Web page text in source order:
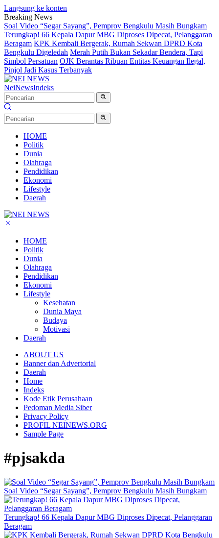
Langsung ke konten
Breaking News
Soal Video “Segar Sayang”, Pemprov Bengkulu Masih Bungkam
Terungkap! 66 Kepala Dapur MBG Diproses Dipecat, Pelanggaran
Beragam KPK Kembali Bergerak, Rumah Sekwan DPRD Kota
Bengkulu Digeledah Merah Putih Bukan Sekadar Bendera, Tapi
Simbol Persatuan OJK Berantas Ribuan Entitas Keuangan Ilegal,
Pinjol Jadi Kasus Terbanyak
NeiNewsIndeks
HOME
Politik
Dunia
Olahraga
Pendidikan
Ekonomi
Lifestyle
Daerah
HOME
Politik
Dunia
Olahraga
Pendidikan
Ekonomi
Lifestyle
Kesehatan
Dunia Maya
Budaya
Motivasi
Daerah
ABOUT US
Banner dan Advertorial
Daerah
Home
Indeks
Kode Etik Perusahaan
Pedoman Media Siber
Privacy Policy
PROFIL NEINEWS.ORG
Sample Page
#pjsakda
Soal Video “Segar Sayang”, Pemprov Bengkulu Masih Bungkam
Terungkap! 66 Kepala Dapur MBG Diproses Dipecat, Pelanggaran
Beragam